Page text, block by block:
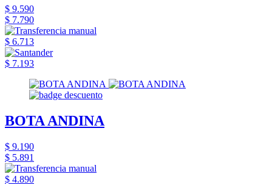
$ 9.590
$ 7.790
$ 6.713
$ 7.193
BOTA ANDINA
$ 9.190
$ 5.891
$ 4.890